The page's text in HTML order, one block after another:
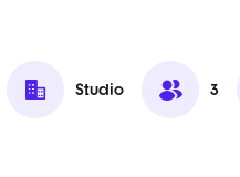
Studio 3